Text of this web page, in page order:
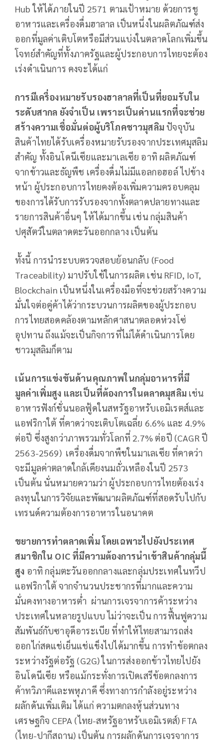
Hub ให้ได้ภายในปี 2571 ตามเป้าหมาย ด้วยการชู
อาหารและเครื่องดื่มฮาลาล เป็นหนึ่งในผลิตภัณฑ์ส่ง
ออกที่มูลค่าเติบโตหรือมีส่วนแบ่งในตลาดโลกเพิ่มขึ้น
โจทย์สำคัญที่ทั้งภาครัฐและผู้ประกอบการไทยจะต้อง
เร่งดำเนินการ คงจะได้แก่
การมีเครื่องหมายรับรองฮาลาลที่เป็นที่ยอมรับใน
ระดับสากล ยังจำเป็น เพราะเป็นด่านแรกที่จะช่วย
สร้างความเชื่อมั่นต่อผู้บริโภคชาวมุสลิม ปัจจุบัน
สินค้าไทยได้รับเครื่องหมายรับรองจากประเทศมุสลิม
สำคัญ ทั้งอินโดนีเซียและมาเลเซีย อาทิ ผลิตภัณฑ์
จากข้าวและธัญพืช เครื่องดื่มไม่มีแอลกอฮอล์ ไปข้าง
หน้า ผู้ประกอบการไทยคงต้องเพิ่มความครอบคลุม
ของการได้รับการรับรองจากทั้งตลาดปลายทางและ
รายการสินค้าอื่นๆ ให้ได้มากขึ้น เช่น กลุ่มสินค้า
ปศุสัตว์ในตลาดตะวันออกกลาง เป็นต้น
ทั้งนี้ การนำระบบตรวจสอบย้อนกลับ (Food
Traceability) มาปรับใช้ในการผลิต เช่น RFID, IoT,
Blockchain เป็นหนึ่งในเครื่องมือที่จะช่วยสร้างความ
มั่นใจต่อคู่ค้าได้ว่ากระบวนการผลิตของผู้ประกอบ
การไทยสอดคล้องตามหลักศาสนาตลอดห่วงโซ่
อุปทาน ถึงแม้จะเป็นกิจการที่ไม่ได้ดำเนินการโดย
ชาวมุสลิมก็ตาม
เน้นการแข่งขันด้านคุณภาพในกลุ่มอาหารที่มี
มูลค่าเพิ่มสูง และเป็นที่ต้องการในตลาดมุสลิมเช่น
อาหารฟังก์ชั่นนอลฟู้ดในสหรัฐอาหรับเอมิเรตส์และ
แอฟริกาใต้ ที่คาดว่าจะเติบโตเฉลี่ย 6.6% และ 4.9%
ต่อปี ซึ่งสูงกว่าภาพรวมทั่วโลกที่ 2.7% ต่อปี (CAGR ปี
2563-2569) เครื่องดื่มจากพืชในมาเลเซีย ที่คาดว่า
จะมีมูลค่าตลาดใกล้เคียงนมถั่วเหลืองในปี 2573
เป็นต้น นั่นหมายความว่า ผู้ประกอบการไทยต้องเร่ง
ลงทุนในการวิจัยและพัฒนาผลิตภัณฑ์ที่สอดรับไปกับ
เทรนด์ความต้องการอาหารในอนาคต
ขยายการทำตลาดเพิ่ม โดยเฉพาะไปยังประเทศ
สมาชิกใน OIC ที่มีความต้องการนำเข้าสินค้ากลุ่มนี้
สูง อาทิ กลุ่มตะวันออกกลางและกลุ่มประเทศในทวีป
แอฟริกาใต้ จากจำนวนประชากรที่มากและความ
มั่นคงทางอาหารต่ำ ผ่านการเจรจาการค้าระหว่าง
ประเทศในหลายรูปแบบ ไม่ว่าจะเป็น การฟื้นฟูความ
สัมพันธ์กับซาอุดีอาระเบีย ที่ทำให้ไทยสามารถส่ง
ออกไก่สดแช่เย็นแช่แข็งไปได้มากขึ้น การทำข้อตกลง
ระหว่างรัฐต่อรัฐ (G2G) ในการส่งออกข้าวไทยไปยัง
อินโดนีเซีย หรือแม้กระทั่งการเปิดเสรีข้อตกลงการ
ค้าทวิภาคีและพหุภาคี ซึ่งทางการกำลังอยู่ระหว่าง
ผลักดันเพิ่มเติม ได้แก่ ความตกลงหุ้นส่วนทาง
เศรษฐกิจ CEPA (ไทย-สหรัฐอาหรับเอมิเรตส์) FTA
(ไทย-ปากีสถาน) เป็นต้น การผลักดันการเจรจาการ